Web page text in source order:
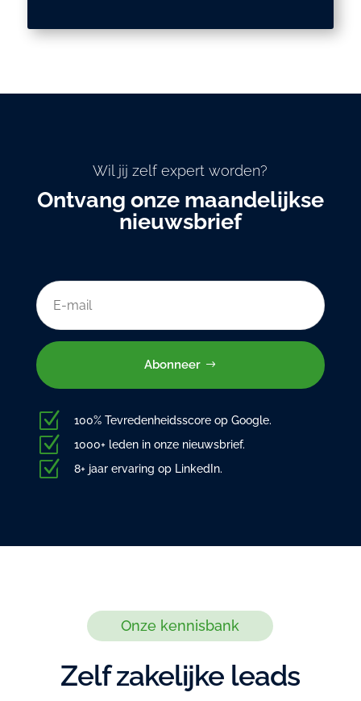
Wil jij zelf expert worden?
Ontvang onze maandelijkse
nieuwsbrief
Abonneer
Z 100% Tevredenheidsscore op Google.
Z 1000+ leden in onze nieuwsbrief.
Z 8+ jaar ervaring op LinkedIn.
Onze kennisbank
Zelf zakelijke leads